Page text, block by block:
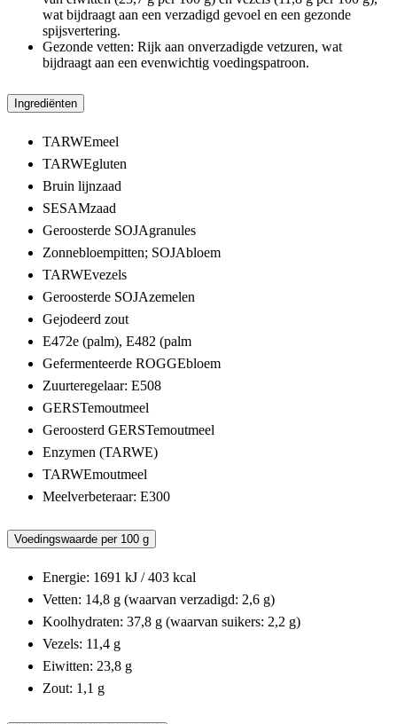
wat bijdraagt aan een verzadigd gevoel en een gezonde
spijsvertering.
Gezonde vetten: Rijk aan onverzadigde vetzuren, wat
bijdraagt aan een evenwichtig voedingspatroon.
Ingrediënten
TARWEmeel
TARWEgluten
Bruin lijnzaad
SESAMzaad
Geroosterde SOJAgranules
Zonnebloempitten; SOJAbloem
TARWEvezels
Geroosterde SOJAzemelen
Gejodeerd zout
E472e (palm), E482 (palm
Gefermenteerde ROGGEbloem
Zuurteregelaar: E508
GERSTemoutmeel
Geroosterd GERSTemoutmeel
Enzymen (TARWE)
TARWEmoutmeel
Meelverbeteraar: E300
Voedingswaarde per 100 g
Energie: 1691 kJ / 403 kcal
Vetten: 14,8 g (waarvan verzadigd: 2,6 g)
Koolhydraten: 37,8 g (waarvan suikers: 2,2 g)
Vezels: 11,4 g
Eiwitten: 23,8 g
Zout: 1,1 g